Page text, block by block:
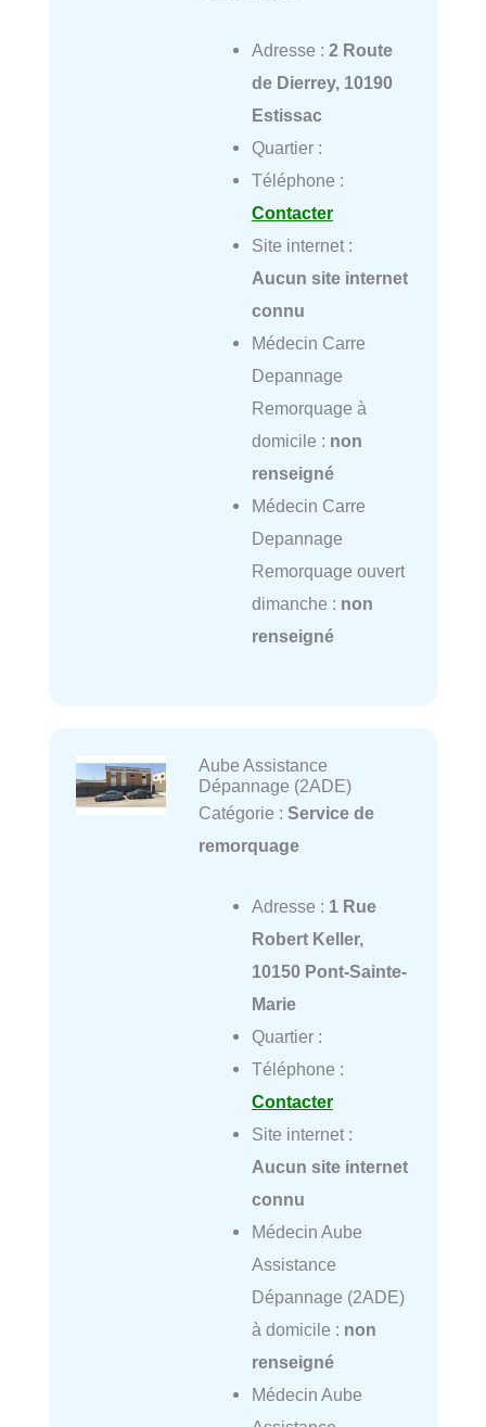
Adresse : 2 Route
de Dierrey, 10190
Estissac
Quartier :
Téléphone :
Contacter
Site internet :
Aucun site internet
connu
Médecin Carre
Depannage
Remorquage à
domicile : non
renseigné
Médecin Carre
Depannage
Remorquage ouvert
dimanche : non
renseigné
Aube Assistance
Dépannage (2ADE)
Catégorie : Service de
remorquage
Adresse : 1 Rue
Robert Keller,
10150 Pont-Sainte-
Marie
Quartier :
Téléphone :
Contacter
Site internet :
Aucun site internet
connu
Médecin Aube
Assistance
Dépannage (2ADE)
à domicile : non
renseigné
Médecin Aube